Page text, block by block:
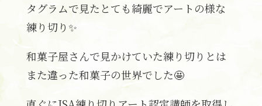
タグラムで見たとても綺麗でアートの様な
練り切り✨
和菓子屋さんで見かけていた練り切りとは
また違った和菓子の世界でした🤩